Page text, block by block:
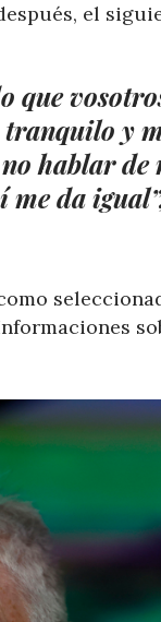
el
que
y
no hablar
me da